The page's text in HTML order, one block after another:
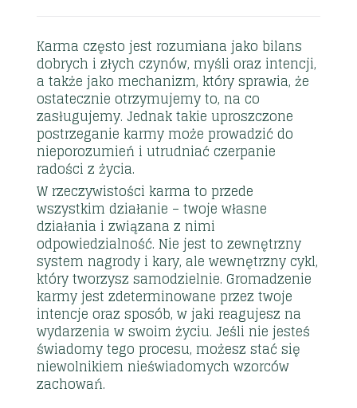
Karma często jest rozumiana jako bilans
dobrych i złych czynów, myśli oraz intencji,
a także jako mechanizm, który sprawia, że
ostatecznie otrzymujemy to, na co
zasługujemy. Jednak takie uproszczone
postrzeganie karmy może prowadzić do
nieporozumień i utrudniać czerpanie
radości z życia.
W rzeczywistości karma to przede
wszystkim działanie – twoje własne
działania i związana z nimi
odpowiedzialność. Nie jest to zewnętrzny
system nagrody i kary, ale wewnętrzny cykl,
który tworzysz samodzielnie. Gromadzenie
karmy jest zdeterminowane przez twoje
intencje oraz sposób, w jaki reagujesz na
wydarzenia w swoim życiu. Jeśli nie jesteś
świadomy tego procesu, możesz stać się
niewolnikiem nieświadomych wzorców
zachowań.